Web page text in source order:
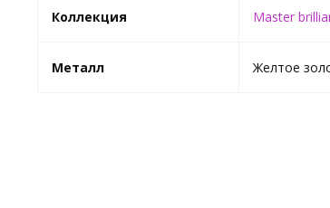
Коллекция Master
Металл Желтое